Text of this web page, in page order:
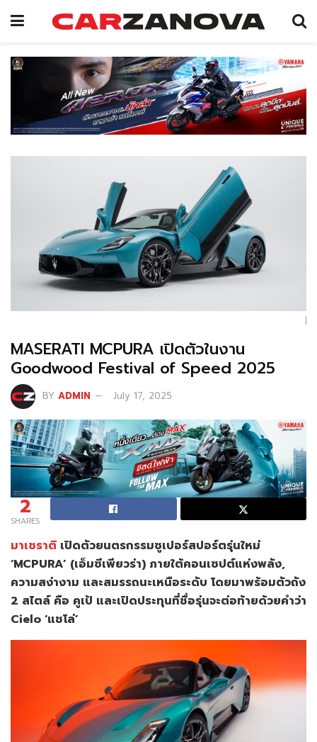
|
MASERATI MCPURA เปิดตัวในงาน
Goodwood Festival of Speed 2025
BY ADMIN July 17, 2025
2
SHARES
มาเซราติ เปิดตัวยนตรกรรมซูเปอร์สปอร์ตรุ่นใหม่
‘MCPURA’ (เอ็มซีเพียวร่า) ภายใต้คอนเซปต์แห่งพลัง,
ความสง่างาม และสมรรถนะเหนือระดับ โดยมาพร้อมตัวถัง
2 สไตล์ คือ คูเป้ และเปิดประทุนที่ชื่อรุ่นจะต่อท้ายด้วยคำว่า
Cielo ‘แชโล่’